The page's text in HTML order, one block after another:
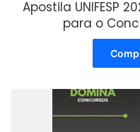
Apostila UNIFESP
para o